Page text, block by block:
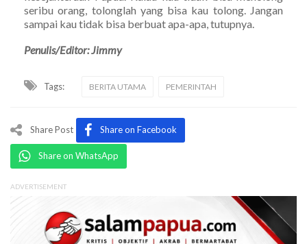
seribu orang, tolonglah yang bisa kau tolong. Jangan
sampai kau tidak bisa berbuat apa-apa, tutupnya.
Penulis/Editor: Jimmy
Tags: BERITA UTAMA PEMERINTAH
Share Post Share on Facebook
Share on WhatsApp
ADVERTISEMENT